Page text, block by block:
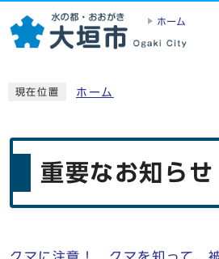
ホーム
現在位置 ホーム
重要なお知らせ